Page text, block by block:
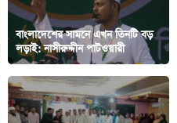
বাংলাদেশের সামনে এখন তিনটি বড়
লড়াই: নাসীরুদ্দীন পাটওয়ারী